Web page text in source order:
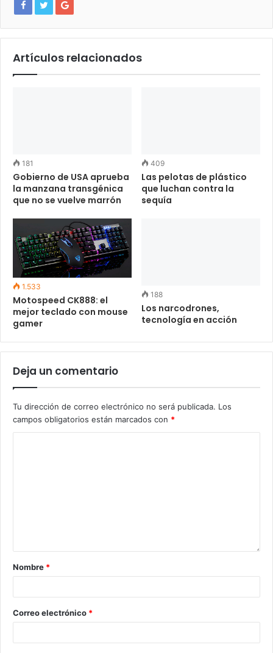
Artículos relacionados
181
Gobierno de USA aprueba
la manzana transgénica
que no se vuelve marrón
409
Las pelotas de plástico
que luchan contra la
sequía
1.533
Motospeed CK888: el
mejor teclado con mouse
gamer
188
Los narcodrones,
tecnología en acción
Deja un comentario
Tu dirección de correo electrónico no será publicada. Los
campos obligatorios están marcados con *
Nombre *
Correo electrónico *